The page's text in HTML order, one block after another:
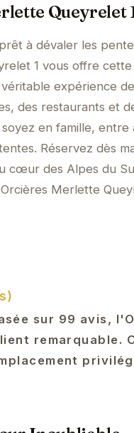
Queyrelet
à dévaler les
1 vous offre
expérience
des restaurants et
en famille, entre
Réservez dès
cœur des Alpes du
Merlette
sur 99 avis,
remarquable.